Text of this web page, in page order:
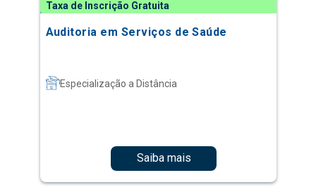
Taxa de Inscrição Gratuita
Auditoria em Serviços de Saúde
Especialização a Distância
Saiba mais